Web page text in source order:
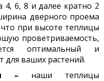
4, 6, 8 и далее кратно 2
дверного проема
при высоте теплицы
проветриваемость,
оптимальный и
ваших растений.
– наши теплицы